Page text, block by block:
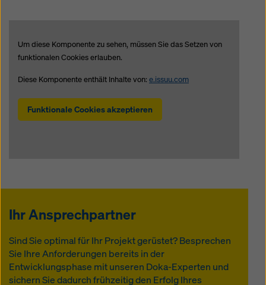
Lastklasse 3 gem.
vorlaufendes
Geländer
Um diese Komponente zu sehen, müssen Sie das Setzen von
funktionalen Cookies erlauben.
Diese Komponente enthält Inhalte von: e.issuu.com
Funktionale Cookies akzeptieren
Ihr Ansprechpartner
Sind Sie optimal für Ihr Projekt gerüstet? Besprechen
Sie Ihre Anforderungen bereits in der
Entwicklungsphase mit unseren Doka-Experten und
sichern Sie dadurch frühzeitig den Erfolg Ihres